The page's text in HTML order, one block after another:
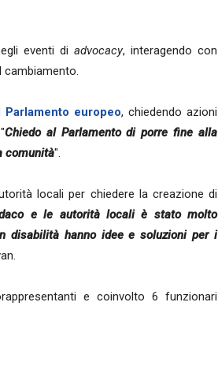
eventi diadvocacy, interagendo con
cambiamento.
Parlamento europeo, chiedendo azioni
Chiedo al Parlamento di porre fine alla
comunità".
locali per chiedere la creazione di
e le autorità locali è stato molto
disabilità hanno idee e soluzioni per i
e coinvolto 6 funzionari